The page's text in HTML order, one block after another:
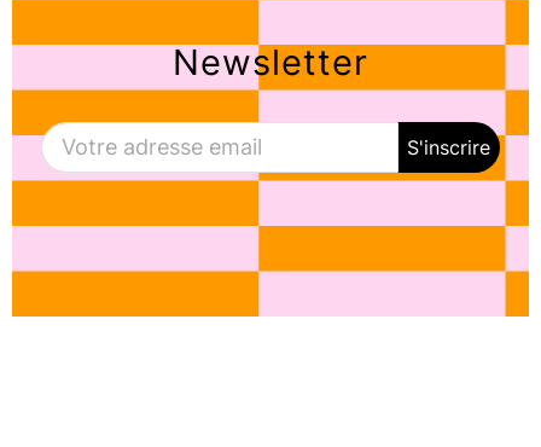
Newsletter
S'inscrire